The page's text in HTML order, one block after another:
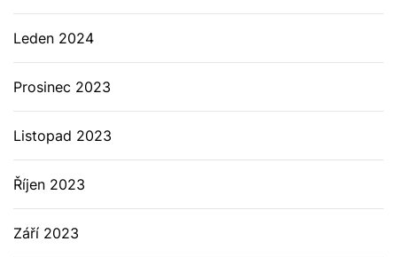
Leden 2024
Prosinec 2023
Listopad 2023
Říjen 2023
Září 2023